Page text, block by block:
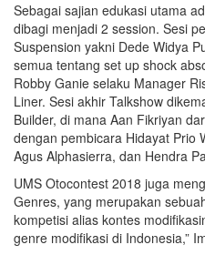
Sebagai sajian edukasi utama
dibagi menjadi 2 session. Sesi
Suspension yakni Dede Widya
semua tentang set up shock
Robby Ganie selaku Manager
Liner. Sesi akhir Talkshow
Builder, di mana Aan Fikriyan
dengan pembicara Hidayat Prio
Agus Alphasierra, dan Hendra
UMS Otocontest 2018 juga
Genres, yang merupakan
kompetisi alias kontes
genre modifikasi di Indonesia,”